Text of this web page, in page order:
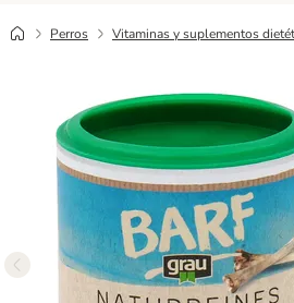
Perros Vitaminas y suplementos